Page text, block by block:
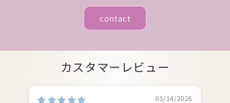
contact
カスタマーレビュー
05/14/2026